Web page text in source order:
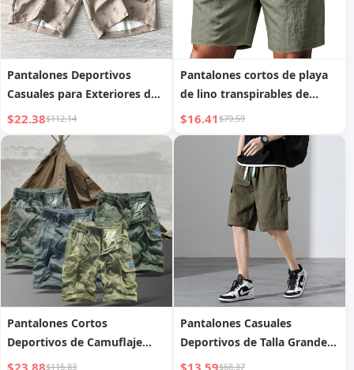
Pantalones Deportivos
Casuales para Exteriores de
Verano Transpirables y que
Absorben el Sudor para
Hombre
$22.38$112.14
Pantalones cortos de playa
de lino transpirables de
verano para hombre de
estilo casual americano con
$16.41$79.59
Pantalones Cortos
Deportivos de Camuflaje
para Hombre Tipo Ropa de
$23.88$115.83
Pantalones Casuales
Deportivos de Talla Grande
para Hombre
$13.59$68.37